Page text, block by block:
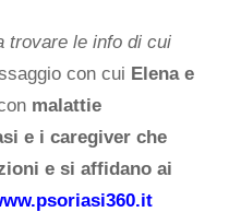
trovare le info di cui
con cui Elena e
malattie
e i caregiver che
e si affidano ai